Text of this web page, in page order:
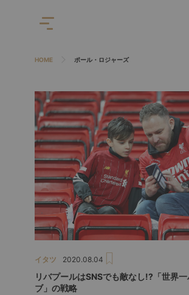
HOME ポール・ロジャーズ
イタツ 2020.08.04
リバプールはSNSでも敵なし!?「世界
ブ」の戦略